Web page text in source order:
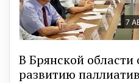
7
В Брянской
развитию